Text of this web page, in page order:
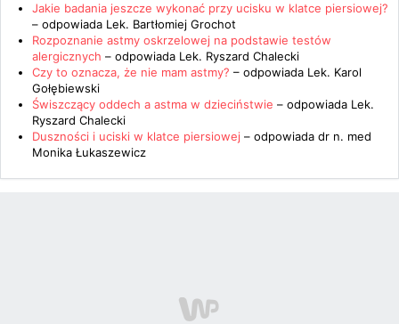
Jakie badania jeszcze wykonać przy ucisku w klatce piersiowej?
– odpowiada Lek. Bartłomiej Grochot
Rozpoznanie astmy oskrzelowej na podstawie testów
alergicznych – odpowiada Lek. Ryszard Chalecki
Czy to oznacza, że nie mam astmy? – odpowiada Lek. Karol
Gołębiewski
Świszczący oddech a astma w dzieciństwie – odpowiada Lek.
Ryszard Chalecki
Duszności i uciski w klatce piersiowej – odpowiada dr n. med
Monika Łukaszewicz